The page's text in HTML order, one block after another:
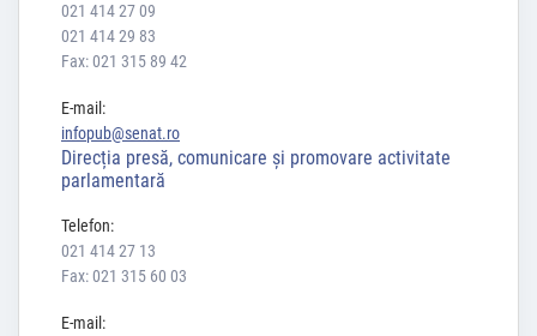
021 414 27 09
021 414 29 83
Fax: 021 315 89 42
E-mail:
infopub@senat.ro
Direcția presă, comunicare și promovare activitate
parlamentară
Telefon:
021 414 27 13
Fax: 021 315 60 03
E-mail: